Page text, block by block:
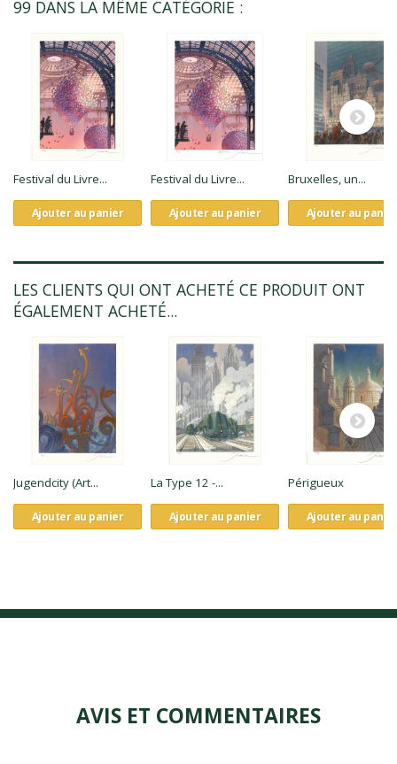
99 DANS LA MÊME CATÉGORIE :
Festival du Livre...
Ajouter au panier
Festival du Livre...
Ajouter au panier
Bruxelles, un...
Ajouter au
LES CLIENTS QUI ONT ACHETÉ CE PRODUIT ONT
ÉGALEMENT ACHETÉ...
Jugendcity (Art...
Ajouter au panier
La Type 12 -...
Ajouter au panier
Périgueux
Ajouter au
AVIS ET COMMENTAIRES